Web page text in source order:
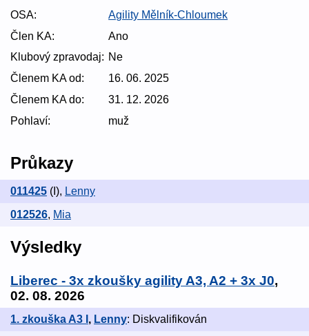
OSA:
Agility Mělník-Chloumek
Člen KA:
Ano
Klubový zpravodaj: Ne
Členem KA od:
16. 06. 2025
Členem KA do:
31. 12. 2026
Pohlaví:
muž
Průkazy
011425 (I), Lenny
012526, Mia
Výsledky
Liberec - 3x zkoušky agility A3, A2 + 3x J0,
02. 08. 2026
1. zkouška A3 I , Lenny: Diskvalifikován